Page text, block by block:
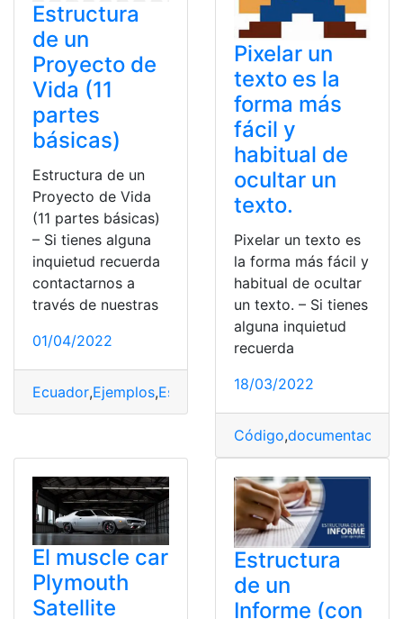
Estructura
de un
Proyecto de
Vida (11
partes
básicas)
Estructura de un
Proyecto de Vida
(11 partes básicas)
– Si tienes alguna
inquietud recuerda
contactarnos a
través de nuestras
01/04/2022
Ecuador,Ejemplos,Estructura Partes ,Proyecto de vida
Pixelar un
texto es la
forma más
fácil y
habitual de
ocultar un
texto.
Pixelar un texto es
la forma más fácil y
habitual de ocultar
un texto. – Si tienes
alguna inquietud
recuerda
18/03/2022
Código,documentación
El muscle car
Plymouth
Satellite
Estructura
de un
Informe (con